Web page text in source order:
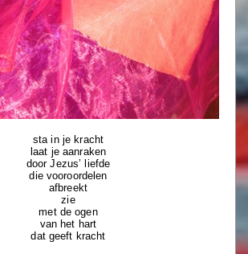
sta in je kracht
laat je aanraken
door Jezus’ liefde
die vooroordelen
afbreekt
zie
met de ogen
van het hart
dat geeft kracht